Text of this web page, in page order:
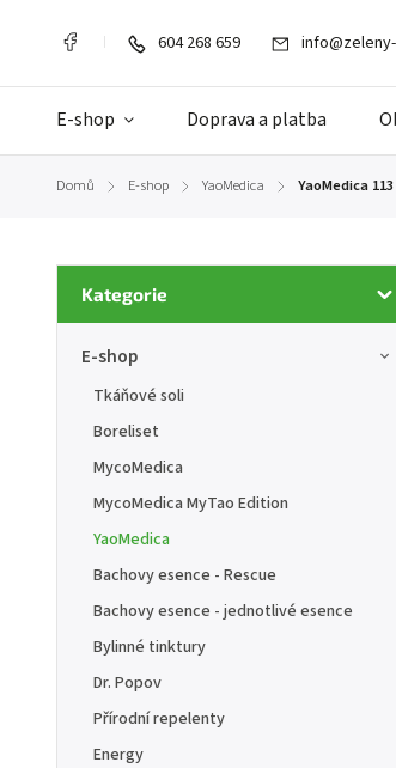
604 268 659
E-shop Doprava a platba
Domů / E-shop / YaoMedica / YaoMedica
Kategorie
E-shop
Tkáňové soli
Boreliset
MycoMedica
MycoMedica MyTao Edition
YaoMedica
Bachovy esence - Rescue
Bachovy esence - jednotlivé esence
Bylinné tinktury
Dr. Popov
Přírodní repelenty
Energy